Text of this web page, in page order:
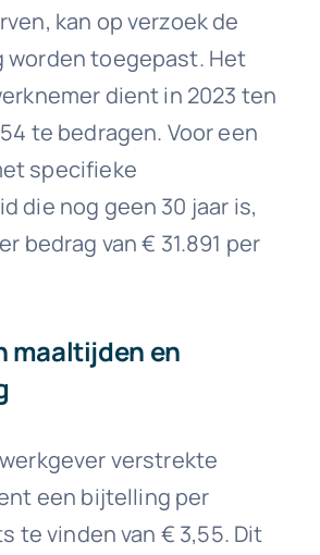
kan op verzoek de
worden toegepast. Het
dient in 2023 ten
te bedragen. Voor een
specifieke
die nog geen 30 jaar is,
bedrag van € 31.891 per
maaltijden en
verstrekte
een bijtelling per
te vinden van € 3,55. Dit